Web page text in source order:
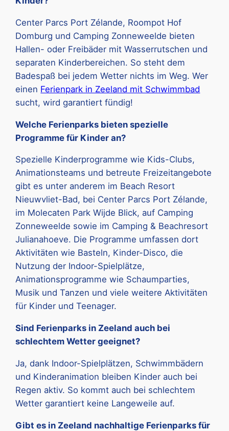
Center Parcs Port Zélande, Roompot Hof
Domburg und Camping Zonneweelde bieten
Hallen- oder Freibäder mit Wasserrutschen und
separaten Kinderbereichen. So steht dem
Badespaß bei jedem Wetter nichts im Weg. Wer
einen Ferienpark in Zeeland mit Schwimmbad
sucht, wird garantiert fündig!
Welche Ferienparks bieten spezielle
Programme für Kinder an?
Spezielle Kinderprogramme wie Kids-Clubs,
Animationsteams und betreute Freizeitangebote
gibt es unter anderem im Beach Resort
Nieuwvliet-Bad, bei Center Parcs Port Zélande,
im Molecaten Park Wijde Blick, auf Camping
Zonneweelde sowie im Camping & Beachresort
Julianahoeve. Die Programme umfassen dort
Aktivitäten wie Basteln, Kinder-Disco, die
Nutzung der Indoor-Spielplätze,
Animationsprogramme wie Schaumparties,
Musik und Tanzen und viele weitere Aktivitäten
für Kinder und Teenager.
Sind Ferienparks in Zeeland auch bei
schlechtem Wetter geeignet?
Ja, dank Indoor-Spielplätzen, Schwimmbädern
und Kinderanimation bleiben Kinder auch bei
Regen aktiv. So kommt auch bei schlechtem
Wetter garantiert keine Langeweile auf.
Gibt es in Zeeland nachhaltige Ferienparks für